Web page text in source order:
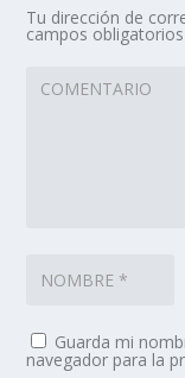
Tu dirección de
campos
Guarda mi
navegador para la